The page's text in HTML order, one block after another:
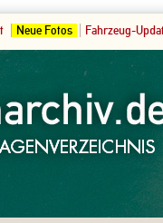
Neue Fotos Fahrzeug-